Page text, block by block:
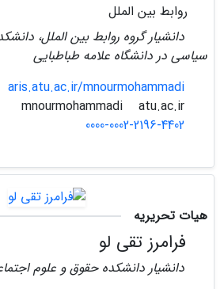
روابط بین الملل
دانشیار گروه روابط بین الملل،
سیاسی در دانشگاه علامه طباطبایی
aris.atu.ac.ir/mnourmohammadi
atu.ac.ir
0000-0002-2196-4402
هیات تحریریه
فرامرز تقی لو
دانشیار دانشکده حقوق و علوم